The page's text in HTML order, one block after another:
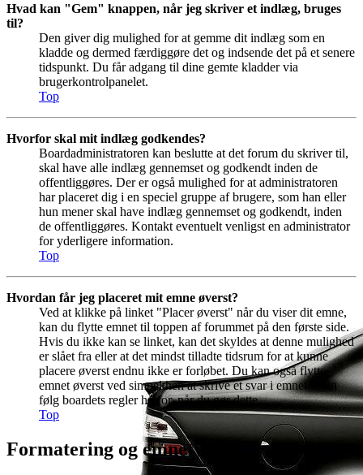
Hvad kan "Gem" knappen, når jeg skriver et indlæg, bruges
til?
Den giver dig mulighed for at gemme dit indlæg som en
kladde og dermed færdiggøre det og indsende det på et senere
tidspunkt. Du får adgang til dine gemte kladder via
brugerkontrolpanelet.
Top
Hvorfor skal mit indlæg godkendes?
Boardadministratoren kan beslutte at det forum du skriver til,
skal have alle indlæg gennemset og godkendt inden de
offentliggøres. Der er også mulighed for at administratoren
har placeret dig i en speciel gruppe af brugere, som han eller
hun mener skal have indlæg gennemset og godkendt, inden
de offentliggøres. Kontakt eventuelt venligst en administrator
for yderligere information.
Top
Hvordan får jeg placeret mit emne øverst?
Ved at klikke på linket "Placer øverst" når du viser dit emne,
kan du flytte emnet til toppen af forummet på den første side.
Hvis du ikke kan se linket, kan det skyldes at denne mulighed
er slået fra eller at det mindst tilladte tidsrum for at kunne
placere øverst endnu ikke er forløbet. Du kan også flytte
emnet øverst ved simpelthen at skrive et svar i emnet. Men
følg boardets regler herfor, når du gør dette.
Top
Formatering og emnetyper